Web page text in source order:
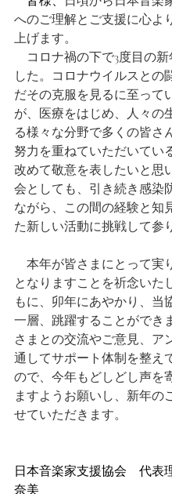
へのご理解とご支援に心よ
上げます。
コロナ禍の下で3度目の新
した。コロナウイルスとの
だその克服を見るに至って
が、医療をはじめ、人々の
る様々な分野で多くの皆さ
努力を重ねていただいてい
改めて敬意を表したいと思
会としても、引き続き感染
ながら、この間の経験と知
た新しい活動に挑戦して参
本年が皆さまにとって実
となりますことを祈念いた
もに、卯年にあやかり、当
一層、跳躍することができ
さまとの交流やご意見、ア
通してサポート体制を整え
ので、今年もどしどし声を
ますようお願いし、新年の
せていただきます。
日本音楽家支援協会　代表
奈美